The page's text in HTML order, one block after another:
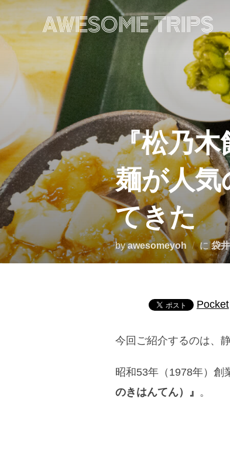
コ
テ
ン
ツ
AWESOME TRIPS
『松乃木
麺が人気
てきた
byawesomeyoh に袋井
Pocket
今回ご紹介するのは、
昭和53年（1978年）創
のきはんてん）』 。